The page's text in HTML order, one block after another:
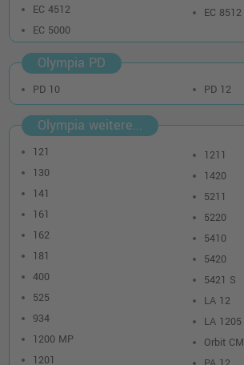
EC 4512
EC 5000
EC 8512
Olympia PD
PD 10 PD 12
Olympia weitere...
121
130
141
161
162
181
400
525
934
1200 MP
1201
1211
1420
5211
5220
5410
5420
5421 S
LA 12
LA 1205
Orbit CM